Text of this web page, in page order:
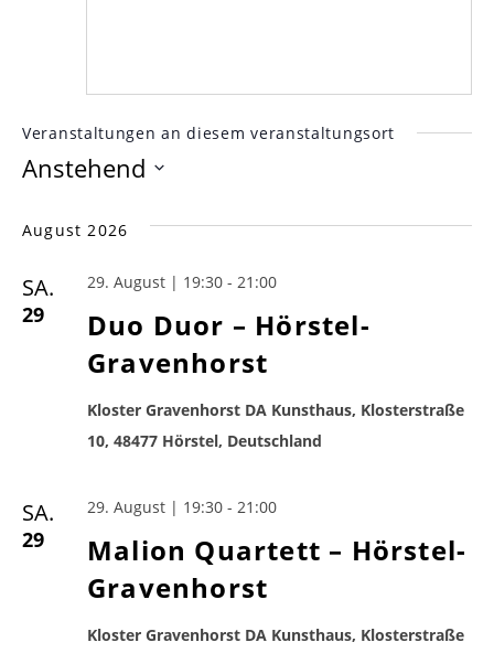
Veranstaltungen an diesem veranstaltungsort
Anstehend
wählen.
August 2026
SA.
29
Duo Duor – Hörstel-
Gravenhorst
29. August | 19:30 - 21:00
Kloster Gravenhorst DA Kunsthaus, Klosterstraße
10, 48477 Hörstel, Deutschland
SA.
29
Malion Quartett – Hörstel-
Gravenhorst
29. August | 19:30 - 21:00
Kloster Gravenhorst DA Kunsthaus, Klosterstraße